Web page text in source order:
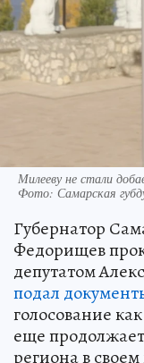
Милееву не стали
Фото: Самарская
Губернатор
Федорищев
депутатом
подал
голосование
еще
региона в